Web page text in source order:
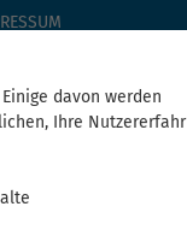
UNS
davon werden
Ihre